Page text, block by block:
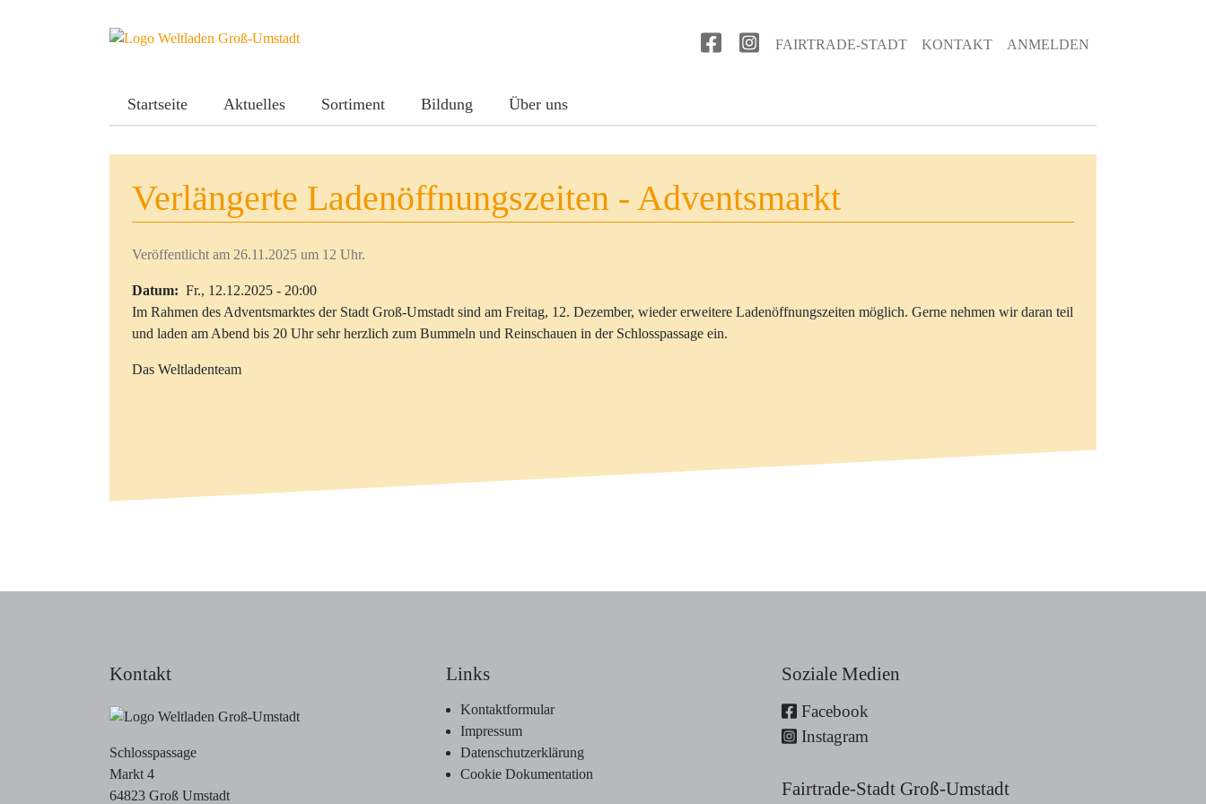
Benutzermenü
FAIRTRADE-STADT KONTAKT ANMELDEN
Startseite Aktuelles Sortiment Bildung Über uns
Verlängerte Ladenöffnungszeiten - Adventsmarkt
Veröffentlicht am 26.11.2025 um 12 Uhr.
Datum
Fr., 12.12.2025 - 20:00
Im Rahmen des Adventsmarktes der Stadt Groß-Umstadt sind am Freitag, 12. Dezember, wieder erweitere Ladenöffnungszeiten möglich. Gerne nehmen wir daran teil
und laden am Abend bis 20 Uhr sehr herzlich zum Bummeln und Reinschauen in der Schlosspassage ein.
Das Weltladenteam
Kontakt
Schlosspassage
Markt 4
64823 Groß Umstadt
Links
Kontaktformular
Impressum
Datenschutzerklärung
Cookie Dokumentation
Soziale Medien
Facebook
Instagram
Fairtrade-Stadt Groß-Umstadt